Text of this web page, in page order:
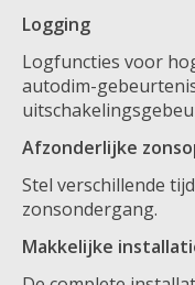
Logging
Logfuncties voor
autodim-
Afzonderlijke
Stel verschillende
zonsondergang.
Makkelijke